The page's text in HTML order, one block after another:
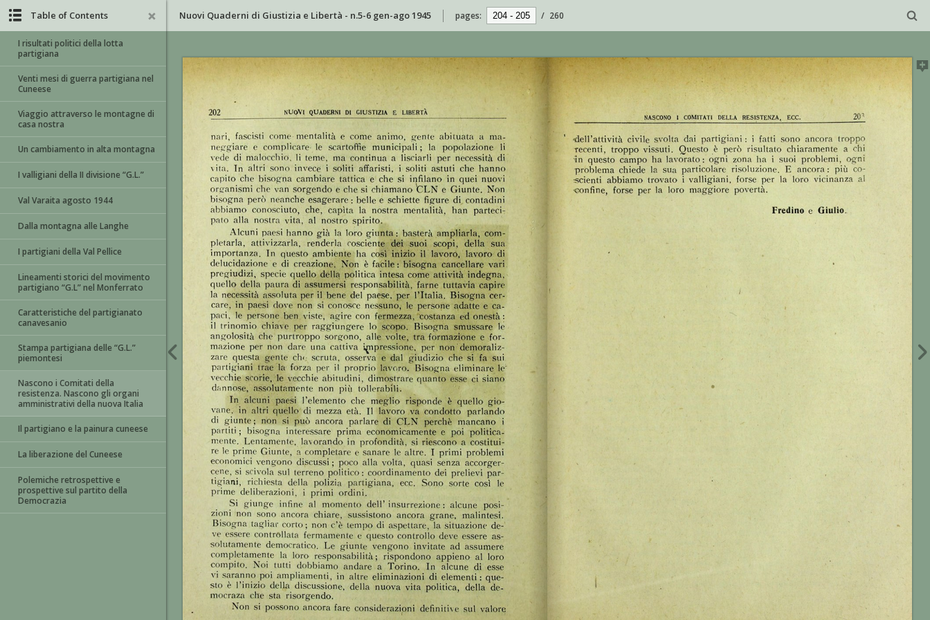
Nuovi Quaderni di Giustizia e Libertà - n.5-6 gen-ago 1945 pages: / 260
Table of Contents
I risultati politici della lotta
partigiana
Venti mesi di guerra partigiana nel
Cuneese
Viaggio attraverso le montagne di
casa nostra
Un cambiamento in alta montagna
I valligiani della II divisione “G.L.”
Val Varaita agosto 1944
Dalla montagna alle Langhe
I partigiani della Val Pellice
Lineamenti storici del movimento
partigiano “G.L” nel Monferrato
Caratteristiche del partigianato
canavesanio
Stampa partigiana delle “G.L.”
piemontesi
Nascono i Comitati della
resistenza. Nascono gli organi
amministrativi della nuova Italia
Il partigiano e la painura cuneese
La liberazione del Cuneese
Polemiche retrospettive e
prospettive sul partito della
Democrazia